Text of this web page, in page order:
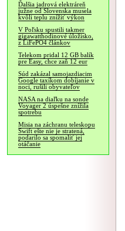
Ďalšia jadrová elektráreň
južne od Slovenska musela
kvôli teplu znížiť výkon
V Poľsku spustili takmer
gigawatthodinové úložisko,
z LiFePO4 článkov
Telekom pridal 12 GB balík
pre Easy, chce zaň 12 eur
Súd zakázal samojazdiacim
Google taxíkom dobíjanie v
noci, rušili obyvateľov
NASA na diaľku na sonde
Voyager 2 úspešne znížila
spotrebu
Misia na záchranu teleskopu
Swift ešte nie je stratená,
podarilo sa spomaliť jej
otáčanie